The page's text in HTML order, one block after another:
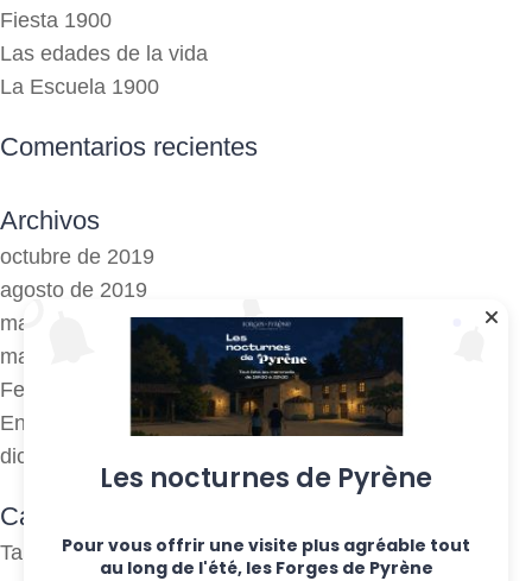
Fiesta 1900
Las edades de la vida
La Escuela 1900
Comentarios recientes
Archivos
octubre de 2019
agosto de 2019
mayo de 2019
marzo de 2018
Febrero de 2018
Enero de 2017
diciembre de 2016
Categorías
Talleres semanales
Les nocturnes de Pyrène
Pour vous offrir une visite plus agréable tout
au long de l'été, les Forges de Pyrène